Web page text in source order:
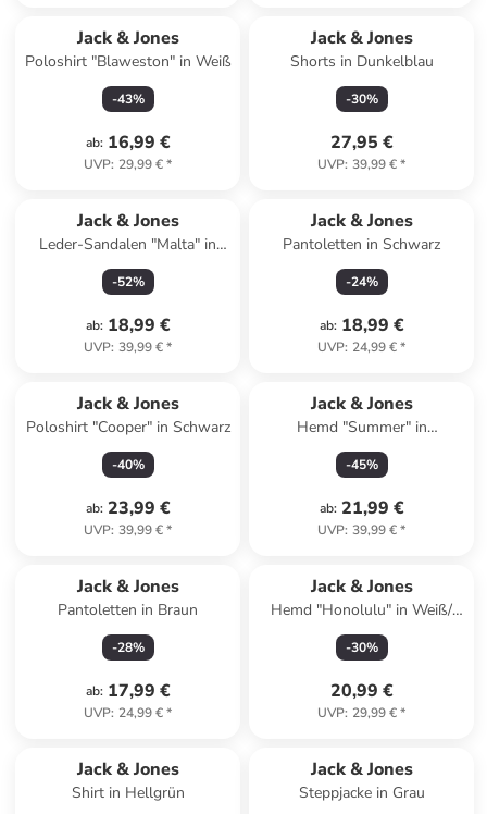
Jack & Jones
Poloshirt "Blaweston" in Weiß
-43%
ab: 16,99 €
UVP: 29,99 €*
Jack & Jones
Shorts in Dunkelblau
-30%
27,95 €
UVP: 39,99 €*
Jack & Jones
Leder-Sandalen "Malta" in
Schwarz
-52%
ab: 18,99 €
UVP: 39,99 €*
Jack & Jones
Pantoletten in Schwarz
-24%
ab: 18,99 €
UVP: 24,99 €*
Jack & Jones
Poloshirt "Cooper" in Schwarz
-40%
ab: 23,99 €
UVP: 39,99 €*
Jack & Jones
Hemd "Summer" in
Dunkelblau
-45%
ab: 21,99 €
UVP: 39,99 €*
Jack & Jones
Pantoletten in Braun
-28%
ab: 17,99 €
UVP: 24,99 €*
Jack & Jones
Hemd "Honolulu" in Weiß/
Dunkelblau
-30%
20,99 €
UVP: 29,99 €*
Jack & Jones
Shirt in Hellgrün
Jack & Jones
Steppjacke in Grau